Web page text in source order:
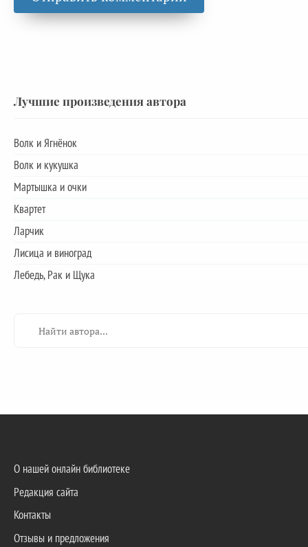
Лучшие произведения автора
Волк и Ягнёнок
Волк и кукушка
Мартышка и очки
Квартет
Ларчик
Лисица и виноград
Лебедь, Рак и Щука
О нашей онлайн библиотеке
Редакция сайта
Контакты
Отзывы и предложения